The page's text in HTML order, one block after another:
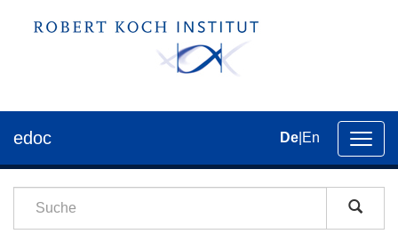
der
edoc De En